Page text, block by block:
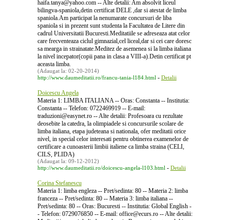
haifa.tanya@yahoo.com -- Alte detalii: Am absolvit liceul
bilingva-spaniola,detin certificat DELE ,dar si atestat de limba
spaniola.Am participat la nenumarate concursuri de liba
spaniola si in prezent sunt studenta la Facultatea de Litere din
cadrul Universitatii Bucuresti.Meditatiile se adreseaza atat celor
care frecventeaza ciclul gimnazial,cel liceal,dar si cei care doresc
sa mearga in strainatate.Meditez de asemenea si la limba italiana
la nivel incepator(copii pana in clasa a VIII-a).Detin certificat pt
aceasta limba.
(Adaugat la: 02-20-2014)
http://www.daumeditatii.ro/francu-tania-l184.html- Detalii
Doicescu Angela
Materia 1: LIMBA ITALIANA -- Oras: Constanta -- Institutia:
Constanta -- Telefon: 0722469919 -- E-mail:
traduzioni@easynet.ro -- Alte detalii: Profesoara cu rezultate
deosebite la catedra, la olimpiadele si concursurile scolare de
limba italiana, etapa judeteana si nationala, ofer meditatii orice
nivel, in special celor interesati pentru obtinerea examenelor de
certificare a cunoasterii limbii italiene ca limba straina (CELI,
CILS, PLIDA)
(Adaugat la: 09-12-2012)
http://www.daumeditatii.ro/doicescu-angela-l103.html- Detalii
Corina Stefanescu
Materia 1: limba engleza -- Pret/sedinta: 80 -- Materia 2: limba
franceza -- Pret/sedinta: 80 -- Materia 3: limba italiana --
Pret/sedinta: 80 -- Oras: Bucuresti -- Institutia: Global English -
- Telefon: 0729076850 -- E-mail: office@ecurs.ro -- Alte detalii: